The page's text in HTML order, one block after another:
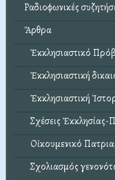
Ραδιοφωνικές
Ἄρθρα
Ἐκκλησιαστικό
Ἐκκλησιαστική
Ἐκκλησιαστική
Σχέσεις Ἐκκλησίας-
Οἰκουμενικό
Σχολιασμός